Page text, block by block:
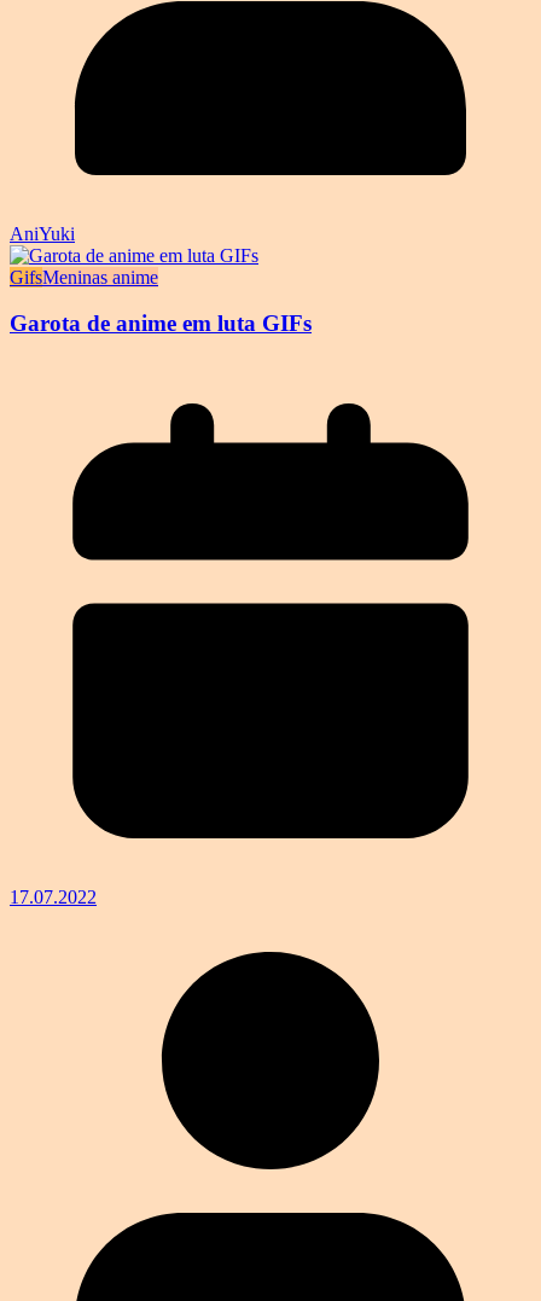
AniYuki
GifsMeninas anime
Garota de anime em luta GIFs
17.07.2022